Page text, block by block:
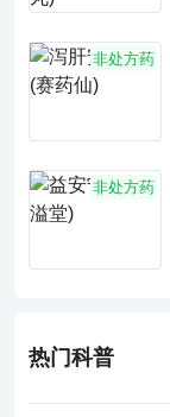
非处方药
非处方药
热门科普